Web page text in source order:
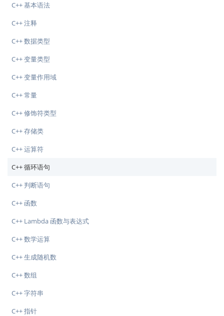
C++ 基本语法
C++ 注释
C++ 数据类型
C++ 变量类型
C++ 变量作用域
C++ 常量
C++ 修饰符类型
C++ 存储类
C++ 运算符
C++ 循环语句
C++ 判断语句
C++ 函数
C++ Lambda 函数与表达式
C++ 数学运算
C++ 生成随机数
C++ 数组
C++ 字符串
C++ 指针